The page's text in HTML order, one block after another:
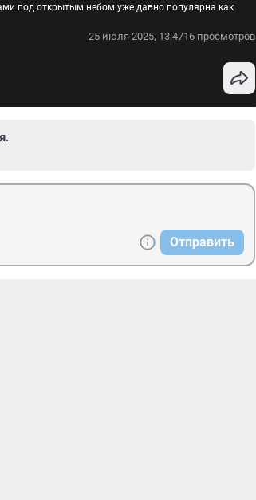
под открытым небом уже давно популярна как
25 июля 2025, 13:4716 просмотров
Отправить